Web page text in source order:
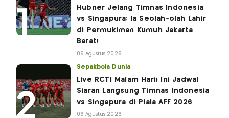
Hubner Jelang Timnas Indonesia
vs Singapura: Ia Seolah-olah Lahir
di Permukiman Kumuh Jakarta
Barat!
06 Agustus 2026
Sepakbola Dunia
Live RCTI Malam Hari! Ini Jadwal
Siaran Langsung Timnas Indonesia
vs Singapura di Piala AFF 2026
06 Agustus 2026